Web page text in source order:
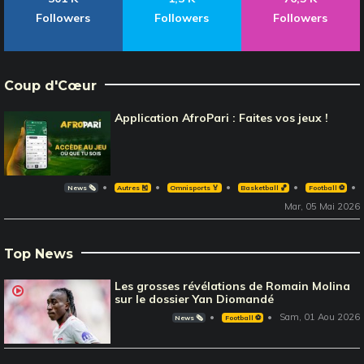
Followers
Followers
Followers
Coup d'Cœur
Application AfroPari : Faites vos jeux !
News 🗞️ Autres 🎽 Omnisports 🏅 Basketball 🏀 Football ⚽️
Mar, 05 Mai 2026
Top News
Les grosses révélations de Romain Molina
sur le dossier Yan Diomandé
News 🗞️ Football ⚽️ Sam, 01 Aou 2026